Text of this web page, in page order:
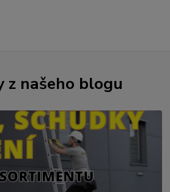
z našeho blogu